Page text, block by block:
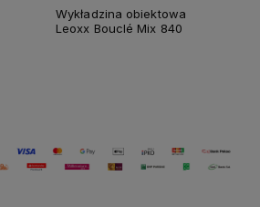
Wykładzina obiektowa
Leoxx Bouclé Mix 840